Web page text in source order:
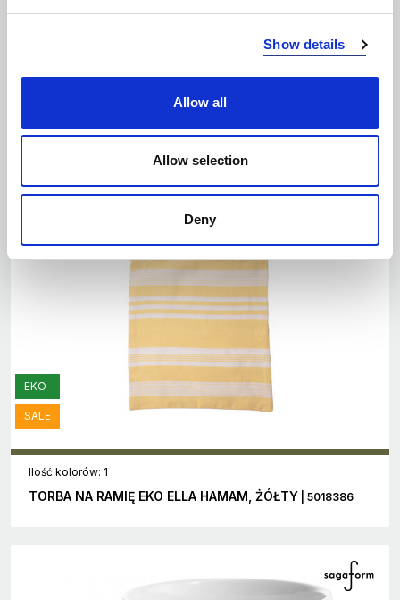
Show details
Allow all
Allow selection
Deny
RĘCZNIK EKO ELLA HAMAM 50X70CM, BEŻOWY|
EKO
SALE
Ilość kolorów: 1
TORBA NA RAMIĘ EKO ELLA HAMAM, ŻÓŁTY | 5018386